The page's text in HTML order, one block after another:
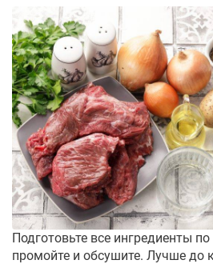
Подготовьте все ингредиенты
промойте и обсушите. Лучше до